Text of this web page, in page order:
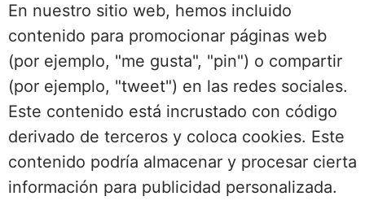
En nuestro sitio web, hemos incluido
contenido para promocionar páginas web
(por ejemplo, "me gusta", "pin") o compartir
(por ejemplo, "tweet") en las redes sociales.
Este contenido está incrustado con código
derivado de terceros y coloca cookies. Este
contenido podría almacenar y procesar cierta
información para publicidad personalizada.